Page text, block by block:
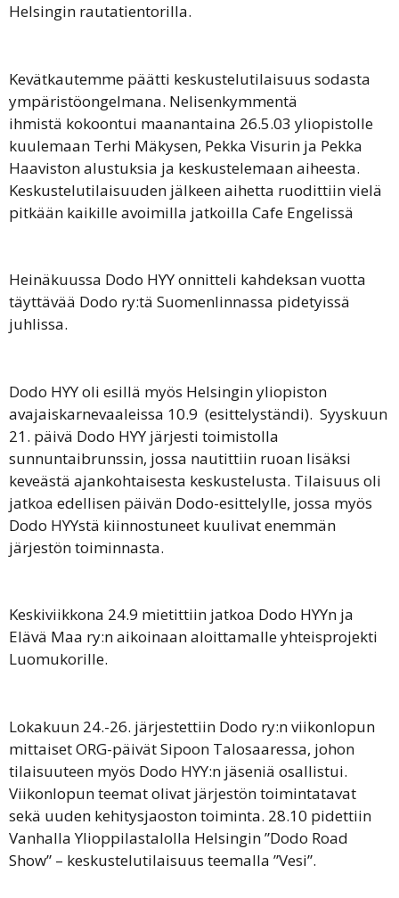
Helsingin rautatientorilla.
Kevätkautemme päätti keskustelutilaisuus sodasta
ympäristöongelmana. Nelisenkymmentä
ihmistä kokoontui maanantaina 26.5.03 yliopistolle
kuulemaan Terhi Mäkysen, Pekka Visurin ja Pekka
Haaviston alustuksia ja keskustelemaan aiheesta.
Keskustelutilaisuuden jälkeen aihetta ruodittiin vielä
pitkään kaikille avoimilla jatkoilla Cafe Engelissä
Heinäkuussa Dodo HYY onnitteli kahdeksan vuotta
täyttävää Dodo ry:tä Suomenlinnassa pidetyissä
juhlissa.
Dodo HYY oli esillä myös Helsingin yliopiston
avajaiskarnevaaleissa 10.9 (esittelyständi). Syyskuun
21. päivä Dodo HYY järjesti toimistolla
sunnuntaibrunssin, jossa nautittiin ruoan lisäksi
keveästä ajankohtaisesta keskustelusta. Tilaisuus oli
jatkoa edellisen päivän Dodo-esittelylle, jossa myös
Dodo HYYstä kiinnostuneet kuulivat enemmän
järjestön toiminnasta.
Keskiviikkona 24.9 mietittiin jatkoa Dodo HYYn ja
Elävä Maa ry:n aikoinaan aloittamalle yhteisprojekti
Luomukorille.
Lokakuun 24.-26. järjestettiin Dodo ry:n viikonlopun
mittaiset ORG-päivät Sipoon Talosaaressa, johon
tilaisuuteen myös Dodo HYY:n jäseniä osallistui.
Viikonlopun teemat olivat järjestön toimintatavat
sekä uuden kehitysjaoston toiminta. 28.10 pidettiin
Vanhalla Ylioppilastalolla Helsingin ”Dodo Road
Show” – keskustelutilaisuus teemalla ”Vesi”.